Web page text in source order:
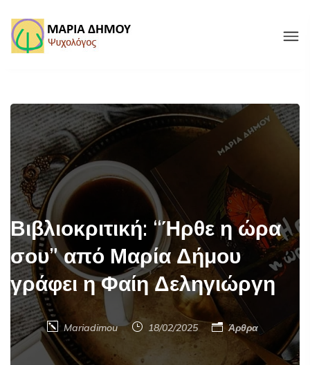
Βιβλιοκριτική: “Ήρθε η ώρα
σου” από Μαρία Δήμου
γράφει η Φαίη Δεληγιώργη
Mariadimou 18/02/2025 Άρθρα